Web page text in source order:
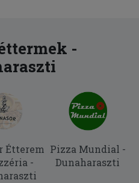
az adag
a tészta egyik fele
a
kivéve, a másik
Elvileg
kértem, de nem
van. Jelöltem,
-
Étterem
-
Pizza Mundial -
Dunaharaszti